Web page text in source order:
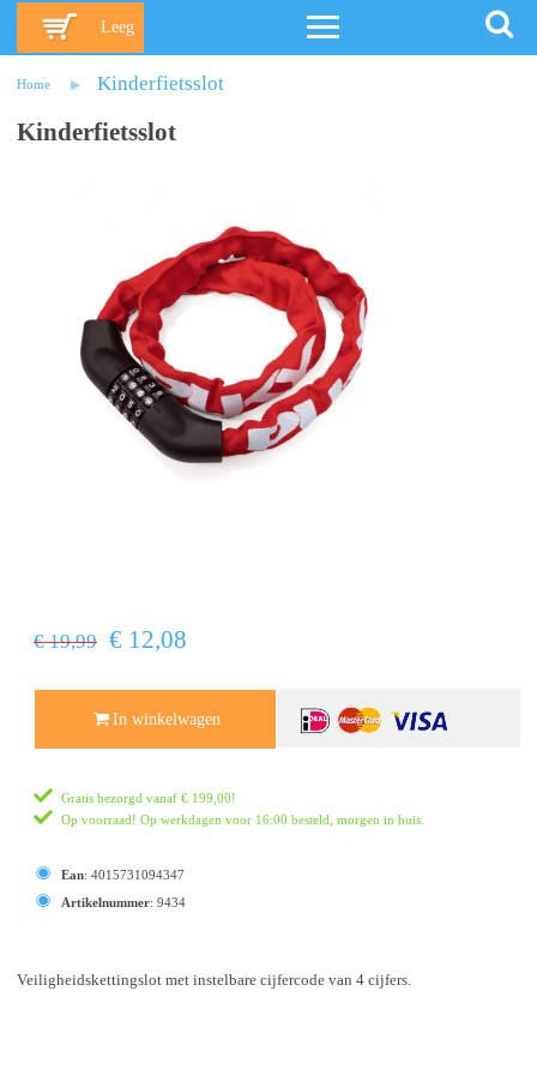
Leeg
Home Kinderfietsslot
Kinderfietsslot
€ 19,99 € 12,08
In winkelwagen
Gratis bezorgd vanaf € 199,00!
Op voorraad! Op werkdagen voor 16:00 besteld, morgen in huis.
Ean: 4015731094347
Artikelnummer: 9434
Veiligheidskettingslot met instelbare cijfercode van 4 cijfers.